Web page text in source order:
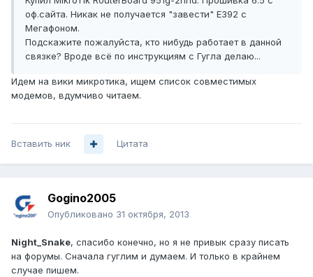
оф.сайта. Никак не получается "завести" Е392 с
Мегафоном.
Подскажите пожалуйста, кто нибудь работает в данной
связке? Вроде всё по инструкциям с Гугла делаю...
Идем на вики микротика, ищем список совместимых
модемов, вдумчиво читаем.
Вставить ник Цитата
Gogino2005
Опубликовано 31 октября, 2013
Night_Snake, спасибо конечно, но я не привык сразу писать
на форумы. Сначала гуглим и думаем. И только в крайнем
случае пишем.